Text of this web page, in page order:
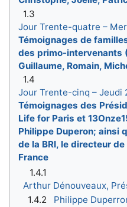
1.3
Jour Trente-quatre –
Témoignages de
des primo-intervenants
Guillaume, Romain,
1.4
Jour Trente-cinq – Jeudi
Témoignages des
Life for Paris et
Philippe Duperon; ainsi
de la BRI, le directeur
France
1.4.1
Arthur Dénouveaux,
1.4.2
Philippe